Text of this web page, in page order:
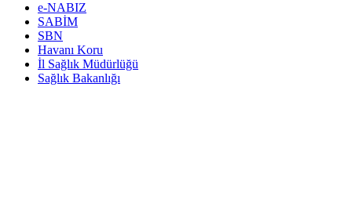
e-NABIZ
SABİM
SBN
Havanı Koru
İl Sağlık Müdürlüğü
Sağlık Bakanlığı